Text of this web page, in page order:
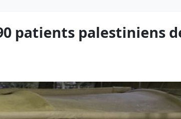
patients palestiniens